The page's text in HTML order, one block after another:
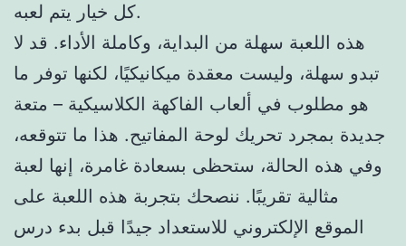
كل خيار يتم لعبه.
هذه اللعبة سهلة من البداية، وكاملة الأداء. قد لا
تبدو سهلة، وليست معقدة ميكانيكيًا، لكنها توفر ما
هو مطلوب في ألعاب الفاكهة الكلاسيكية – متعة
جديدة بمجرد تحريك لوحة المفاتيح. هذا ما تتوقعه،
وفي هذه الحالة، ستحظى بسعادة غامرة، إنها لعبة
مثالية تقريبًا. ننصحك بتجربة هذه اللعبة على
الموقع الإلكتروني للاستعداد جيدًا قبل بدء درس